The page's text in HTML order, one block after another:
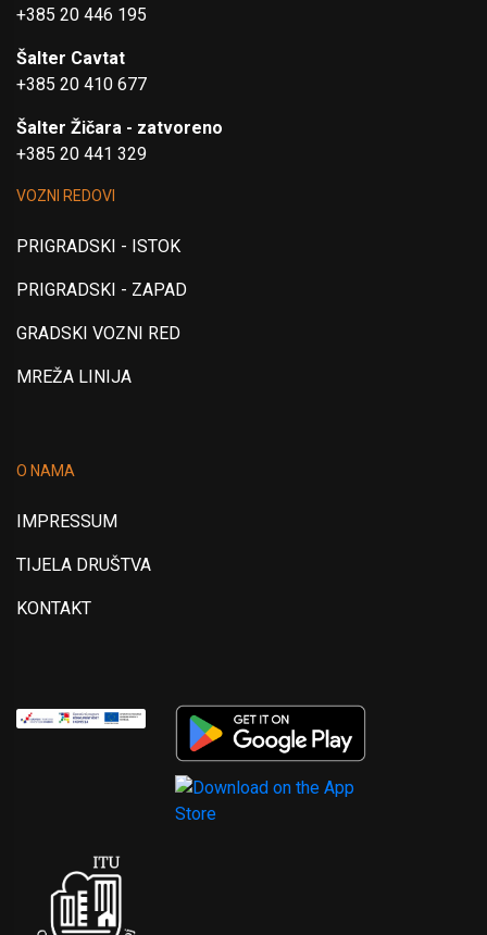
+385 20 446 195
Šalter Cavtat
+385 20 410 677
Šalter Žičara - zatvoreno
+385 20 441 329
VOZNI REDOVI
PRIGRADSKI - ISTOK
PRIGRADSKI - ZAPAD
GRADSKI VOZNI RED
MREŽA LINIJA
O NAMA
IMPRESSUM
TIJELA DRUŠTVA
KONTAKT